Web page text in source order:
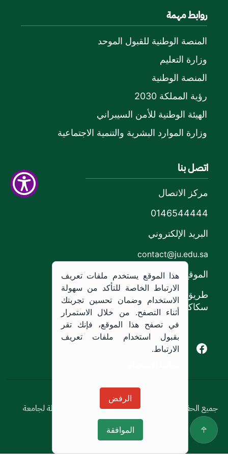
روابط مهمة
المنصة الوطنية للقبول الموحد
وزارة التعليم
المنصة الوطنية
رؤية المملكة 2030
الهيئة الوطنية للأمن السيبراني
وزارة الموارد البشرية والتنمية الاجتماعية
اتصل بنا
مركز الاتصال
0146544444
البريد الإلكتروني
contact@ju.edu.sa
الموقع
طريق الملك خالد،
سكاكا, المملكة العربية السعودية.
Facebook of Jouf University
X of Jouf University
سياسة الاستخدام
جميع الحقوق محفوظة © 2026 جميع الحقوق محفوظة لجامعة
الجوف
هذا الموقع يستخدم ملفات تعريف
الارتباط الخاصة للتأكد من سهولة
الاستخدام وضمان تحسين تجربتك
أثناء التصفح. من خلال الاستمرار
في تصفح هذا الموقع، فإنك تقر
بقبول استخدام ملفات تعريف
الارتباط.
الرفض
الموافقة